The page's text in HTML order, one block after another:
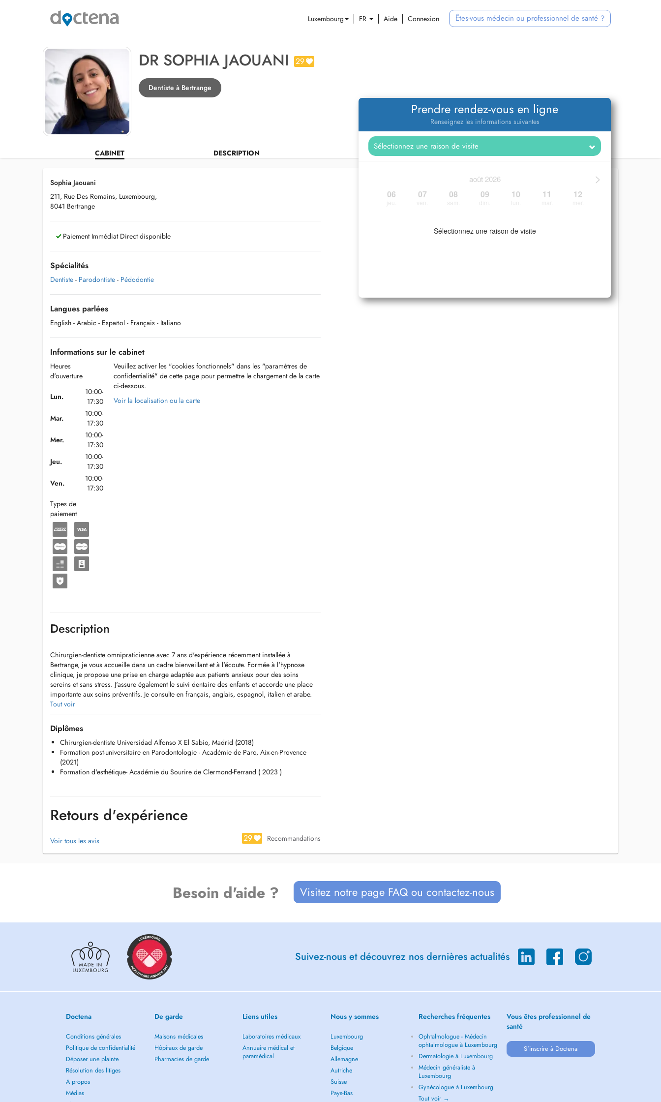
Luxembourg FR Aide Connexion Êtes-vous médecin ou professionnel de santé ?
DR SOPHIA JAOUANI 29
Dentiste à Bertrange
CABINET DESCRIPTION
Prendre rendez-vous en ligne
Renseignez les informations suivantes
>
août 2026
06 07 08 09 10 11 12
Sélectionnez une raison de visite
Sophia Jaouani
211, Rue Des Romains, Luxembourg,
8041 Bertrange
Paiement Immédiat Direct disponible
Spécialités
Dentiste - Parodontiste - Pédodontie
Langues parlées
English - Arabic - Español - Français - Italiano
Informations sur le cabinet
Heures
d'ouverture
Lun.
10:00-
17:30
Mar.
10:00-
17:30
Mer.
10:00-
17:30
Jeu.
10:00-
17:30
Ven.
10:00-
17:30
Types de
paiement
Veuillez activer les "cookies fonctionnels" dans les "paramètres de
confidentialité" de cette page pour permettre le chargement de la carte
ci-dessous.
Voir la localisation ou la carte
Description
Chirurgien-dentiste omnipraticienne avec 7 ans d'expérience récemment installée à
Bertrange, je vous accueille dans un cadre bienveillant et à l'écoute. Formée à l'hypnose
clinique, je propose une prise en charge adaptée aux patients anxieux pour des soins
sereins et sans stress. J'assure également le suivi dentaire des enfants et accorde une place
importante aux soins préventifs. Je consulte en français, anglais, espagnol, italien et arabe.
Tout voir
Diplômes
Chirurgien-dentiste Universidad Alfonso X El Sabio, Madrid (2018)
Formation post-universitaire en Parodontologie - Académie de Paro, Aix-en-Provence
(2021)
Formation d'esthétique- Académie du Sourire de Clermond-Ferrand ( 2023 )
Retours d'expérience
Voir tous les avis 29 Recommandations
Besoin d'aide ? Visitez notre page FAQ ou contactez-nous
Suivez-nous et découvrez nos dernières actualités
Doctena
Conditions générales
Politique de confidentialité
Déposer une plainte
Résolution des litiges
A propos
Médias
De garde
Maisons médicales
Hôpitaux de garde
Pharmacies de garde
Liens utiles
Laboratoires médicaux
Annuaire médical et
paramédical
Nous y sommes
Luxembourg
Belgique
Allemagne
Autriche
Suisse
Pays-Bas
Recherches fréquentes
Ophtalmologue - Médecin
ophtalmologue à Luxembourg
Dermatologie à Luxembourg
Médecin généraliste à
Luxembourg
Gynécologue à Luxembourg
Tout voir →
Vous êtes professionnel de
santé
S'inscrire à Doctena